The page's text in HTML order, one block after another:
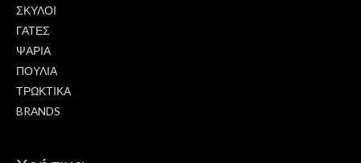
ΣΚΥΛΟΙ
ΓΑΤΕΣ
ΨΑΡΙΑ
ΠΟΥΛΙΑ
ΤΡΩΚΤΙΚΑ
BRANDS